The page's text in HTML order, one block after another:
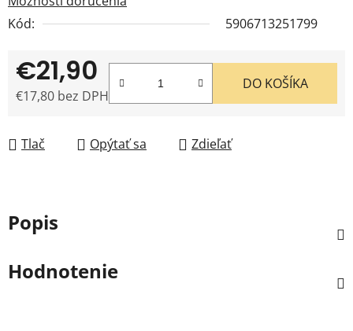
Kód:
5906713251799
€21,90
€17,80 bez DPH
DO KOŠÍKA
Tlač Opýtať sa Zdieľať
Popis
Hodnotenie